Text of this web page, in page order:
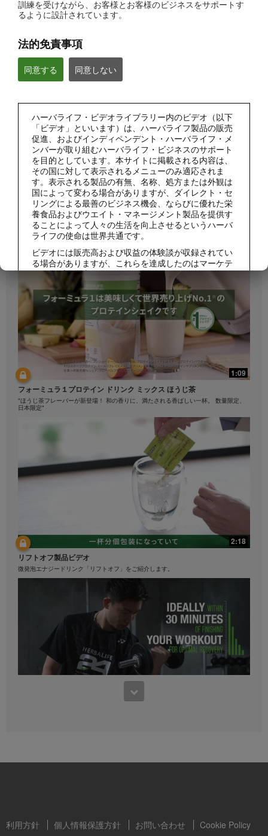
訓練を受けながら、お客様とお客様のビジネスをサポートす
るように設計されています。
法的免責事項
同意する 同意しない
ハーバライフ・ビデオライブラリー内のビデオ（以下
「ビデオ」といいます）は、ハーバライフ製品の販売
促進、およびインディペンデント・ハーバライフ・メ
ンバーが取り組むハーバライフ・ビジネスのサポート
を目的としています。本サイトに掲載される内容は、
その国に対して表示されるメニューのみ適応されま
す。表示される製品の有無、名称、処方または外観は
国によって変わる場合がありますが、ダイレクト・セ
リングによる最善のビジネス機会、ならびに優れた栄
養食品およびウエイト・マネージメント製品を提供す
ることによって人々の生活を向上させるというハーバ
ライフの使命は世界共通です。
ビデオには販売高および収益の体験談が収録されてい
る場合がありますが、これらを達成したのはマーケテ
ィングプラン上のレベルが異なり、各国に居住するさ
まざまなインディペンデント・ハーバライフ・メンバ
ーです。これらの収益は示される個人（または例）に
当てはまるもので、平均ではありません。また、これ
らの収益は獲得できる保証額を示すものでもありませ
ん。ビジネスを行う地域に該当する最新の平均収入に
関する情報はHerbalife.comまたはMyHerbalife.comに
掲載されている日本のスーパバイザーの平均報酬をご
参照ください。
同様に、大幅なダイエットまたは急速なダイエットに
ついての体験談は、誰もがダイエットできる体重量の
見本でもなければ、誰もが期待できるダイエットスピ
ードの見本でもありません。 個人のダイエットは、そ
の人自身の特有の体質、食習慣および食事内容、スタ
ート時の体重、運動管理によって異なります。 ビジネ
スを行う地域でのダイエットに関する体験談は、
MyHerbalife.comをご参照ください。
どのような方であっても、ダイエットプログラムを始
める前には医師への相談が必要です。ハーバライフ製
品は、健康補助食品としてのみ、ダイエットおよびウ
エイト・マネージメントをサポートすることができま
す。特定のハーバライフ製品は、毎日の食事を一部置
き換えるには適していますが、個人の食習慣全体に代
わるものとして使用してはならず、毎日バランスのよ
い食事を摂取してください。
ビデオは、ハーバライフ社が所有し運営するハーバラ
イフ・ビデオライブラリーを通じてのみ利用が可能で
す。ビデオは視聴のほか、ダウンロードが可能なビデ
オの場合は、ハーバライフ・ビジネスの促進またはハ
ーバライフ製品の販売促進の目的に限り、ビデオを全
体として複製および配布することも可能です。ただ
し、ビデオをコピーし配布する過程で、販売を行うこ
とまたは金銭的利益を得ることはできません。ハーバ
ライフ社の書面による同意なく、ビデオに収録される
画像、音声、内容または証言を使用することは固く禁
止されています。 ハーバライフは、いつでもビデオの
使用を中止するよう要求することができます。
CHAT HLF PODCAST
ハーバライフについて
ビジネス
フィットネス
自己啓発
ハーバライフのイベント
ハーバライフのプロモーション
製品 すべて表示
1:09
フォーミュラ１プロテイン ドリンク ミックス ほうじ茶
"ほうじ茶フレーバーが新登場！ 和の香りに、満たされる香ばしい一杯。 数量限定、
日本限定"
2:18
リフトオフ製品ビデオ
微発泡エナジードリンク「リフトオフ」をご紹介します。
利用方針 個人情報保護方針 お問い合わせ Cookie Policy